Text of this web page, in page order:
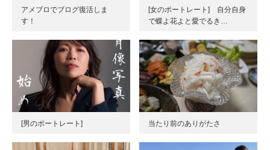
アメブロでブログ復活しま
す！
[女のポートレート] 自分自身
で蝶よ花よと愛でるき…
[男のポートレート] 当たり前のありがたさ